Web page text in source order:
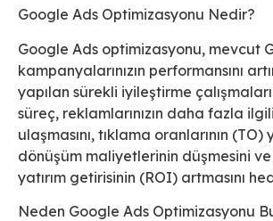
Google Ads Optimizasyonu Nedir?
Google Ads optimizasyonu, mevcut
kampanyalarınızın performansını
yapılan sürekli iyileştirme
süreç, reklamlarınızın daha fazla
ulaşmasını, tıklama oranlarının (TO)
dönüşüm maliyetlerinin düşmesini
yatırım getirisinin (ROI) artmasını
Neden Google Ads Optimizasyonu